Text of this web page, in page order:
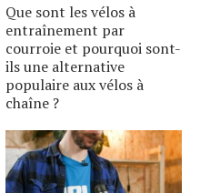
Que sont les vélos à
entraînement par
courroie et pourquoi sont-
ils une alternative
populaire aux vélos à
chaîne ?